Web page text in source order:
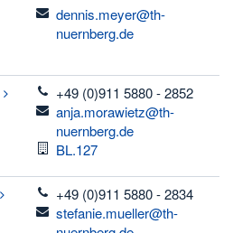
email
dennis.meyer@th-
nuernberg.de
telefon
+49 (0)911 5880 - 2852
email
anja.morawietz@th-
nuernberg.de
Raum
BL.127
telefon
+49 (0)911 5880 - 2834
email
stefanie.mueller@th-